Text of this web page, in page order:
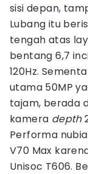
sisi depan,
Lubang itu
tengah atas
bentang 6,7
120Hz.
utama 50MP
tajam, berada
kamera depth
Performa
V70 Max
Unisoc T606.